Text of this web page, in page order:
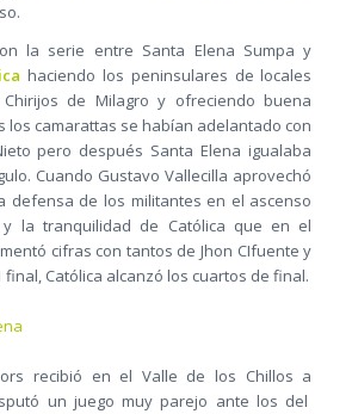
la serie entre Santa Elena Sumpa y
haciendo los peninsulares de locales
de Milagro y ofreciendo buena
los camarattas se habían adelantado con
pero después Santa Elena igualaba
Cuando Gustavo Vallecilla aprovechó
defensa de los militantes en el ascenso
la tranquilidad de Católica que en el
cifras con tantos de Jhon CIfuente y
final, Católica alcanzó los cuartos de final.
recibió en el Valle de los Chillos a
un juego muy parejo ante los del